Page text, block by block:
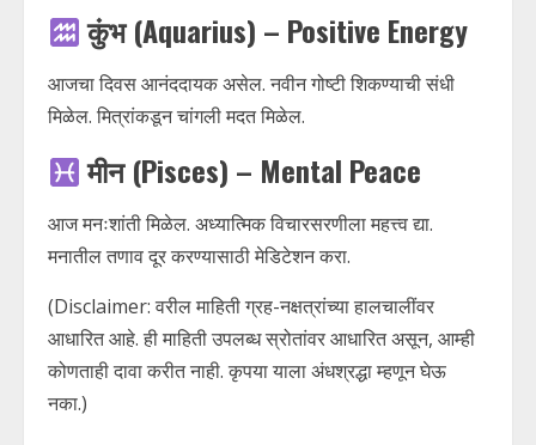
कुंभ (Aquarius) – Positive Energy
आजचा दिवस आनंददायक असेल. नवीन गोष्टी शिकण्याची संधी
मिळेल. मित्रांकडून चांगली मदत मिळेल.
मीन (Pisces) – Mental Peace
आज मनःशांती मिळेल. अध्यात्मिक विचारसरणीला महत्त्व द्या.
मनातील तणाव दूर करण्यासाठी मेडिटेशन करा.
(Disclaimer: वरील माहिती ग्रह-नक्षत्रांच्या हालचालींवर
आधारित आहे. ही माहिती उपलब्ध स्रोतांवर आधारित असून, आम्ही
कोणताही दावा करीत नाही. कृपया याला अंधश्रद्धा म्हणून घेऊ
नका.)